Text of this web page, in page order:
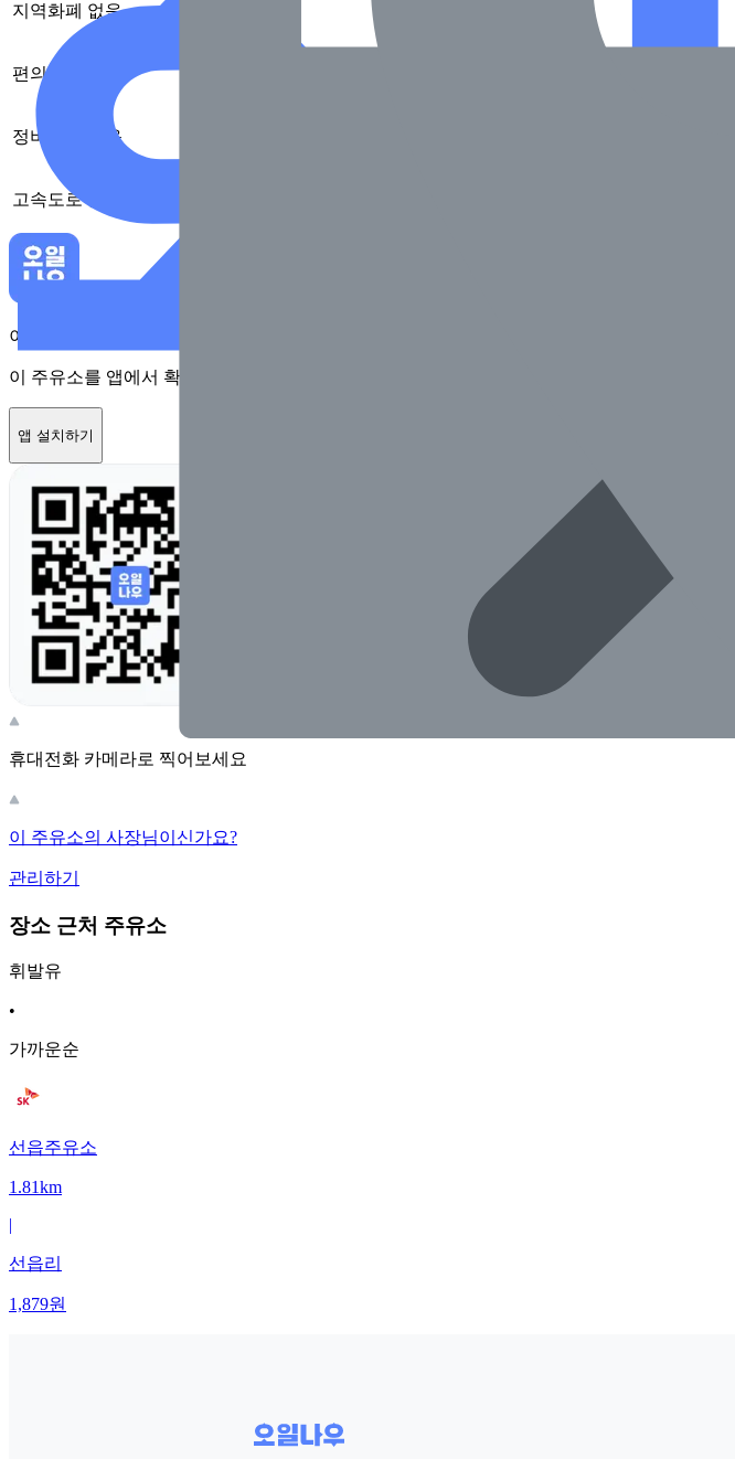
지역화폐 없음
편의점
정비 없음
고속도로
이 주유소를 앱에서 확인하고 최대 1만원 혜택을 받아보세요
이 주유소를 앱에서 확인하고 최대 1만원 혜택을 받아보세요
앱 설치하기
휴대전화 카메라로 찍어보세요
이 주유소의 사장님이신가요?
관리하기
장소 근처 주유소
휘발유
•
가까운순
선읍주유소
1.81km
|
선읍리
1,879원